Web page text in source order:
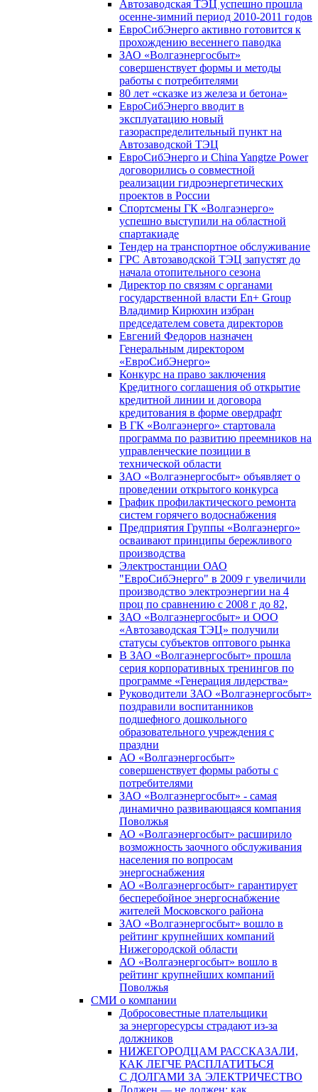
Автозаводская ТЭЦ успешно прошла
осенне-зимний период 2010-2011 годов
ЕвроСибЭнерго активно готовится к
прохождению весеннего паводка
ЗАО «Волгаэнергосбыт»
совершенствует формы и методы
работы с потребителями
80 лет «сказке из железа и бетона»
ЕвроСибЭнерго вводит в
эксплуатацию новый
газораспределительный пункт на
Автозаводской ТЭЦ
ЕвроСибЭнерго и China Yangtze Power
договорились о совместной
реализации гидроэнергетических
проектов в России
Спортсмены ГК «Волгаэнерго»
успешно выступили на областной
спартакиаде
Тендер на транспортное обслуживание
ГРС Автозаводской ТЭЦ запустят до
начала отопительного сезона
Директор по связям с органами
государственной власти En+ Group
Владимир Кирюхин избран
председателем совета директоров
Евгений Федоров назначен
Генеральным директором
«ЕвроСибЭнерго»
Конкурс на право заключения
Кредитного соглашения об открытие
кредитной линии и договора
кредитования в форме овердрафт
В ГК «Волгаэнерго» стартовала
программа по развитию преемников на
управленческие позиции в
технической области
ЗАО «Волгаэнергосбыт» объявляет о
проведении открытого конкурса
График профилактического ремонта
систем горячего водоснабжения
Предприятия Группы «Волгаэнерго»
осваивают принципы бережливого
производства
Электростанции ОАО
"ЕвроСибЭнерго" в 2009 г увеличили
производство электроэнергии на 4
проц по сравнению с 2008 г до 82,
ЗАО «Волгаэнергосбыт» и ООО
«Автозаводская ТЭЦ» получили
статусы субъектов оптового рынка
В ЗАО «Волгаэнергосбыт» прошла
серия корпоративных тренингов по
программе «Генерация лидерства»
Руководители ЗАО «Волгаэнергосбыт»
поздравили воспитанников
подшефного дошкольного
образовательного учреждения с
праздни
АО «Волгаэнергосбыт»
совершенствует формы работы с
потребителями
ЗАО «Волгаэнергосбыт» - самая
динамично развивающаяся компания
Поволжья
АО «Волгаэнергосбыт» расширило
возможность заочного обслуживания
населения по вопросам
энергоснабжения
АО «Волгаэнергосбыт» гарантирует
бесперебойное энергоснабжение
жителей Московского района
ЗАО «Волгаэнергосбыт» вошло в
рейтинг крупнейших компаний
Нижегородской области
АО «Волгаэнергосбыт» вошло в
рейтинг крупнейших компаний
Поволжья
СМИ о компании
Добросовестные плательщики
за энергоресурсы страдают из-за
должников
НИЖЕГОРОДЦАМ РАССКАЗАЛИ,
КАК ЛЕГЧЕ РАСПЛАТИТЬСЯ
С ДОЛГАМИ ЗА ЭЛЕКТРИЧЕСТВО